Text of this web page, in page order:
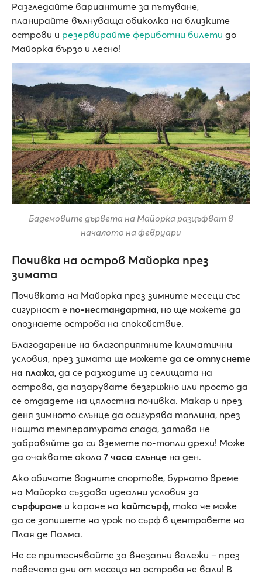
Разгледайте вариантите за пътуване,
планирайте вълнуваща обиколка на близките
острови и резервирайте фериботни билети до
Майорка бързо и лесно!
Бадемовите дървета на Майорка разцъфват в
началото на февруари
Почивка на остров Майорка през
зимата
Почивката на Майорка през зимните месеци със
сигурност е по-нестандартна, но ще можете да
опознаете острова на спокойствие.
Благодарение на благоприятните климатични
условия, през зимата ще можете да се отпуснете
на плажа, да се разходите из селищата на
острова, да пазарувате безгрижно или просто да
се отдадете на цялостна почивка. Макар и през
деня зимното слънце да осигурява топлина, през
нощта температурата спада, затова не
забравяйте да си вземете по-топли дрехи! Може
да очаквате около 7 часа слънце на ден.
Ако обичате водните спортове, бурното време
на Майорка създава идеални условия за
сърфиране и каране на кайтсърф, така че може
да се запишете на урок по сърф в центровете на
Плая де Палма.
Не се притеснявайте за внезапни валежи – през
повечето дни от месеца на острова не вали! В